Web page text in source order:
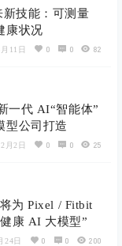
技能：可测量
康状况
11日 0 0 82
一代 AI“智能体”
型公司打造
2月2日 0 0 25
为 Pixel / Fitbit
康 AI 大模型”
24日 0 0 200